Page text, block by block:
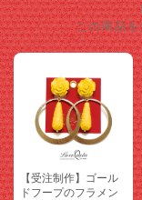
この商品
【受注制作】ゴール
ドフープのフラメン